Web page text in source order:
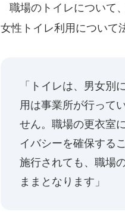
職場のトイレについて
女性トイレ利用について
「トイレは、男女別
用は事業所が行って
せん。職場の更衣室
イバシーを確保する
施行されても、職場
ままとなります」